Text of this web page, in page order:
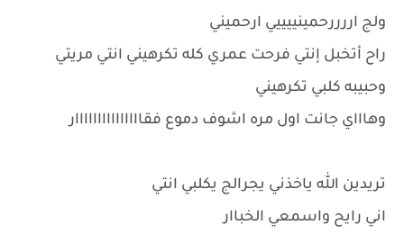
ولج اررررحمينييييي ارحميني
راح أتخبل إنتي فرحت عمري كله تكرهيني انتي مريتي
وحبيبه كلبي تكرهيني
وهاااي جانت اول مره اشوف دموع فقااااااااااااااار
تريدين الله ياخذني يجرالج يكلبي انتي
اني رايح واسمعي الخباار